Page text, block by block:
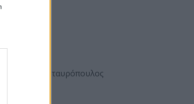
κ. Θανάσης Σταυρόπουλος